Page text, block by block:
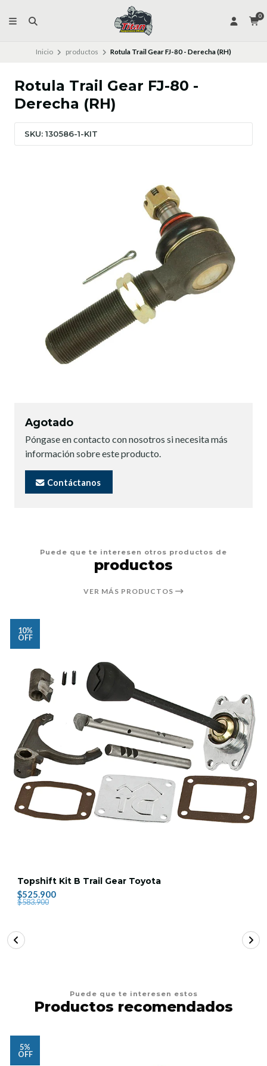
0
Inicio productos Rotula Trail Gear FJ-80 - Derecha (RH)
Rotula Trail Gear FJ-80 -
Derecha (RH)
SKU: 130586-1-KIT
Agotado
Póngase en contacto con nosotros si necesita más
información sobre este producto.
Contáctanos
Puede que te interesen otros productos de
productos
VER MÁS PRODUCTOS
10%
OFF
Topshift Kit B Trail Gear Toyota
$525.900
$583.900
Puede que te interesen estos
Productos recomendados
5%
OFF